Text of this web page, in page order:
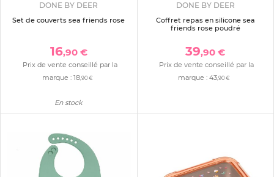
DONE BY DEER
Set de couverts sea friends rose
16,90 €
Prix de vente conseillé par la
marque : 18,90 €
En stock
DONE BY DEER
Coffret repas en silicone sea
friends rose poudré
39,90 €
Prix de vente conseillé par la
marque :43,90 €